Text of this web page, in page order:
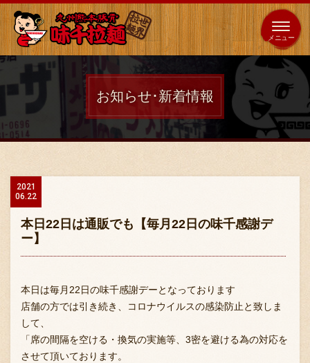
全国
展開 海外 653 店 64 店
ホーム
店舗案内
味千の取り組み
お知らせ･新着情報
2021
06.22
本日22日は通販でも【毎月22日の味千感謝デ
ー】
本日は毎月22日の味千感謝デーとなっております
店舗の方では引き続き、コロナウイルスの感染防止と致しま
して、
「席の間隔を空ける・換気の実施等、3密を避ける為の対応を
させて頂いております。